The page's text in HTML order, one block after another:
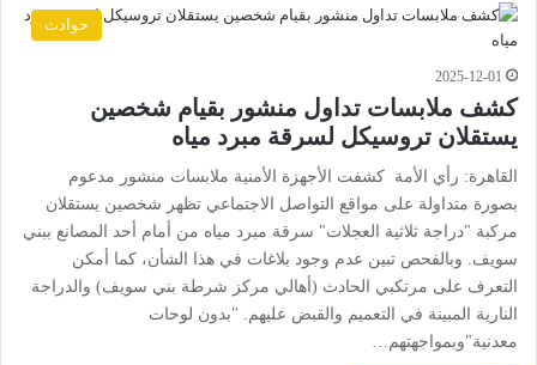
حوادث
2025-12-01
كشف ملابسات تداول منشور بقيام شخصين
يستقلان تروسيكل لسرقة مبرد مياه
القاهرة: رأي الأمة كشفت الأجهزة الأمنية ملابسات منشور مدعوم
بصورة متداولة على مواقع التواصل الاجتماعي تظهر شخصين يستقلان
مركبة "دراجة ثلاثية العجلات" سرقة مبرد مياه من أمام أحد المصانع ببني
سويف. وبالفحص تبين عدم وجود بلاغات في هذا الشأن، كما أمكن
التعرف على مرتكبي الحادث (أهالي مركز شرطة بني سويف) والدراجة
النارية المبينة في التعميم والقبض عليهم. "بدون لوحات
معدنية"وبمواجهتهم…